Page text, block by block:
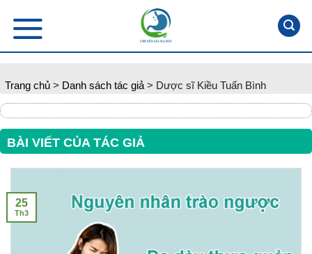
content
Trang chủ > Danh sách tác giả > Dược sĩ Kiều Tuấn Bình
BÀI VIẾT CỦA TÁC GIẢ
25
Th3